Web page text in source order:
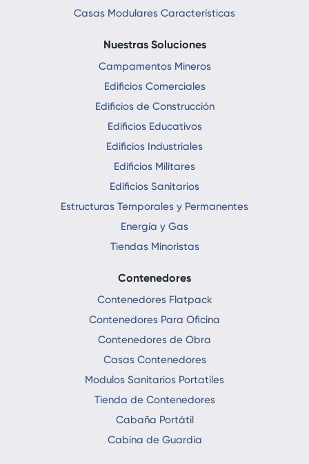
Casas Modulares Características
Nuestras Soluciones
Campamentos Mineros
Edificios Comerciales
Edificios de Construcción
Edificios Educativos
Edificios Industriales
Edificios Militares
Edificios Sanitarios
Estructuras Temporales y Permanentes
Energía y Gas
Tiendas Minoristas
Contenedores
Contenedores Flatpack
Contenedores Para Oficina
Contenedores de Obra
Casas Contenedores
Modulos Sanitarios Portatiles
Tienda de Contenedores
Cabaña Portátil
Cabina de Guardia